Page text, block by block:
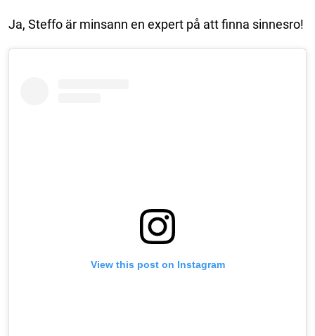
Ja, Steffo är minsann en expert på att finna sinnesro!
View this post on Instagram